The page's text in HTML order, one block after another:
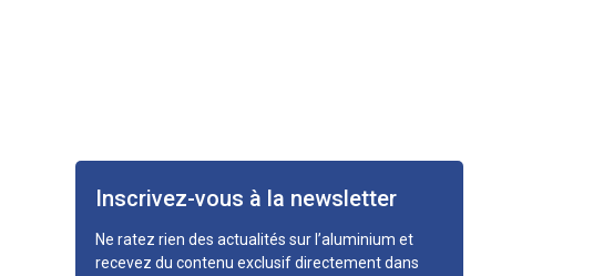
Inscrivez-vous à la newsletter
Ne ratez rien des actualités sur l’aluminium et
recevez du contenu exclusif directement dans